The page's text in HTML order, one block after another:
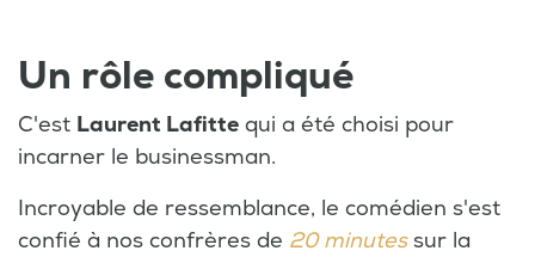
Un rôle compliqué
C'est Laurent Lafitte qui a été choisi pour
incarner le businessman.
Incroyable de ressemblance, le comédien s'est
confié à nos confrères de 20 minutessur la